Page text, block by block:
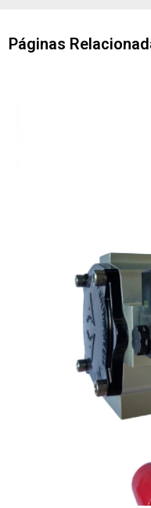
Páginas